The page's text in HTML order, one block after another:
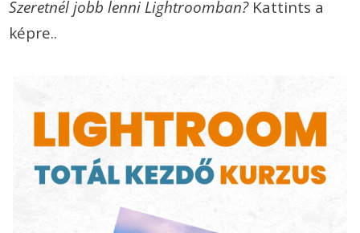
Szeretnél jobb lenni Lightroomban? Kattints a
képre..